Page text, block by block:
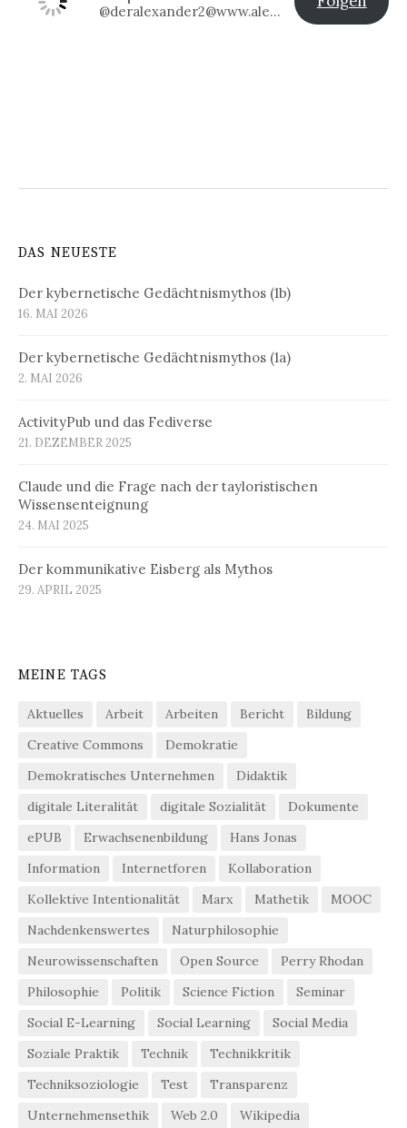
@deralexander2@www.alexander-klier.net
DAS NEUESTE
Der kybernetische Gedächtnismythos (1b)
16. MAI 2026
Der kybernetische Gedächtnismythos (1a)
2. MAI 2026
ActivityPub und das Fediverse
21. DEZEMBER 2025
Claude und die Frage nach der tayloristischen
Wissensenteignung
24. MAI 2025
Der kommunikative Eisberg als Mythos
29. APRIL 2025
MEINE TAGS
Aktuelles Arbeit Arbeiten Bericht
Bildung
Creative Commons
Demokratie
Demokratisches Unternehmen
Didaktik
digitale Literalität
digitale Sozialität
Dokumente
ePUB
Erwachsenenbildung
Hans Jonas
Information
Internetforen
Kollaboration
Kollektive Intentionalität
Marx Mathetik
MOOC
Nachdenkenswertes
Naturphilosophie
Neurowissenschaften
Open Source
Perry Rhodan
Philosophie
Politik Science Fiction
Seminar
Social E-Learning
Social Learning
Social Media
Soziale Praktik
Technik
Technikkritik
Techniksoziologie
Test
Transparenz
Unternehmensethik
Web 2.0
Wikipedia